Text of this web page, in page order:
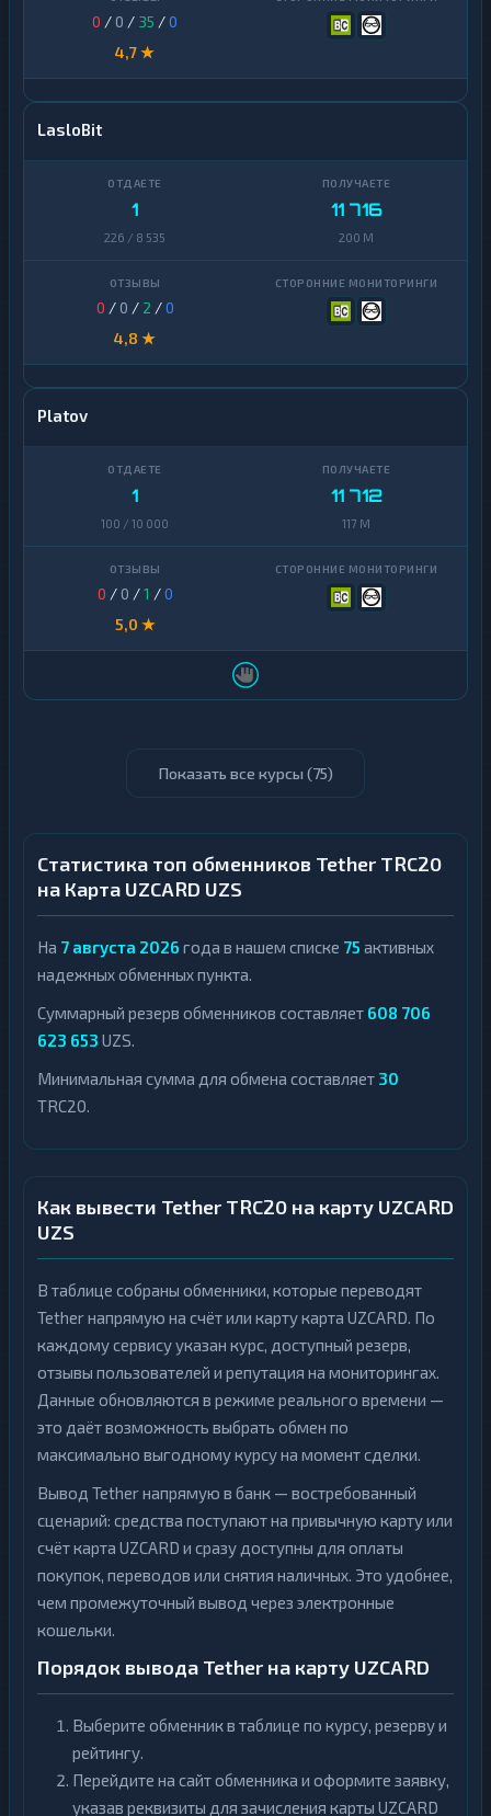
0 / 0 / 35 /0
4,7 ★
LasloBit
1
226 / 8 535
11 716
200 M
0 / 0 / 2 /0
4,8 ★
Platov
1
100 / 10 000
11 712
117 M
0 / 0 /1 /0
5,0 ★
Показать все курсы (75)
Статистика топ обменников Tether TRC20
на Карта UZCARD UZS
На 7 августа 2026 года в нашем списке 75 активных
надежных обменных пункта.
Суммарный резерв обменников составляет 608 706
623 653 UZS.
Минимальная сумма для обмена составляет 30
TRC20.
Как вывести Tether TRC20 на карту UZCARD
UZS
В таблице собраны обменники, которые переводят
Tether напрямую на счёт или карту карта UZCARD. По
каждому сервису указан курс, доступный резерв,
отзывы пользователей и репутация на мониторингах.
Данные обновляются в режиме реального времени —
это даёт возможность выбрать обмен по
максимально выгодному курсу на момент сделки.
Вывод Tether напрямую в банк — востребованный
сценарий: средства поступают на привычную карту или
счёт карта UZCARD и сразу доступны для оплаты
покупок, переводов или снятия наличных. Это удобнее,
чем промежуточный вывод через электронные
кошельки.
Порядок вывода Tether на карту UZCARD
Выберите обменник в таблице по курсу, резерву и
рейтингу.
Перейдите на сайт обменника и оформите заявку,
указав реквизиты для зачисления карты UZCARD